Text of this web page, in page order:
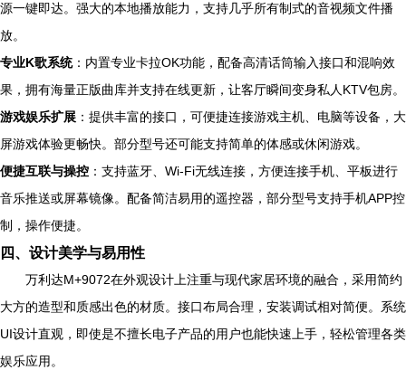
源一键即达。强大的本地播放能力，支持几乎所有制式的音视频文件播
放。
专业K歌系统：内置专业卡拉OK功能，配备高清话筒输入接口和混响效
果，拥有海量正版曲库并支持在线更新，让客厅瞬间变身私人KTV包房。
游戏娱乐扩展 ：提供丰富的接口，可便捷连接游戏主机、电脑等设备，大
屏游戏体验更畅快。部分型号还可能支持简单的体感或休闲游戏。
便捷互联与操控 ：支持蓝牙、Wi-Fi无线连接，方便连接手机、平板进行
音乐推送或屏幕镜像。配备简洁易用的遥控器，部分型号支持手机APP控
制，操作便捷。
四、设计美学与易用性
万利达M+9072在外观设计上注重与现代家居环境的融合，采用简约
大方的造型和质感出色的材质。接口布局合理，安装调试相对简便。系统
UI设计直观，即使是不擅长电子产品的用户也能快速上手，轻松管理各类
娱乐应用。